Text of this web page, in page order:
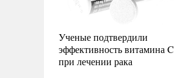
Ученые подтвердили
эффективность витамина C
при лечении рака